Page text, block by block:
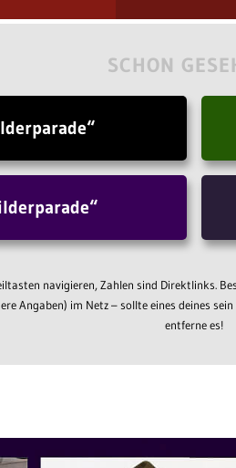
SCHON
navigieren, Zahlen sind Direktlinks.
Angaben) im Netz – sollte eines deines
entferne es!